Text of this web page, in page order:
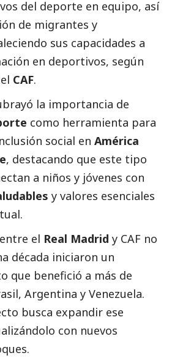
del deporte en equipo, así
de migrantes y
sus capacidades a
en deportivos, según
CAF.
la importancia de
como herramienta para
social en América
, destacando que este tipo
a niños y jóvenes con
y valores esenciales
entre el Real Madrid y CAF no
década iniciaron un
que benefició a más de
Argentina y Venezuela.
busca expandir ese
con nuevos